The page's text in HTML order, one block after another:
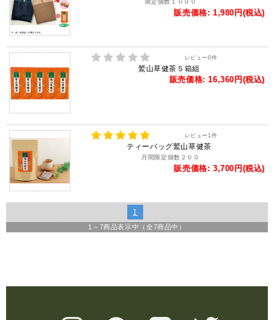
限定個数１０００
販売価格: 1,980円(税込)
レビュー0件
鷲山草健茶５箱組
販売価格: 16,360円(税込)
レビュー 1 件
ティーバッグ鷲山草健茶
月間限定個数２００
販売価格: 3,700円(税込)
1
1 ～ 7商品表示中（全7商品中）